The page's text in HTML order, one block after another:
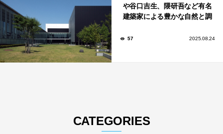
や谷口吉生、隈研吾など有名
建築家による豊かな自然と調
57 2025.08.24
CATEGORIES